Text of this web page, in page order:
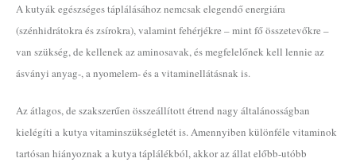
A kutyák egészséges táplálásához nemcsak elegendő energiára
(szénhidrátokra és zsírokra), valamint fehérjékre – mint fő összetevőkre –
van szükség, de kellenek az aminosavak, és megfelelőnek kell lennie az
ásványi anyag-, a nyomelem- és a vitaminellátásnak is.
Az átlagos, de szakszerűen összeállított étrend nagy általánosságban
kielégíti a kutya vitaminszükségletét is. Amennyiben különféle vitaminok
tartósan hiányoznak a kutya táplálékból, akkor az állat előbb-utóbb